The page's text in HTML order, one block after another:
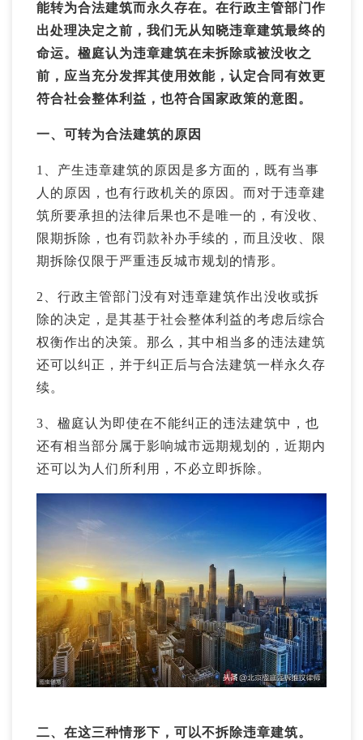
能转为合法建筑而永久存在。在行政主管部门作
出处理决定之前，我们无从知晓违章建筑最终的
命运。楹庭认为违章建筑在未拆除或被没收之
前，应当充分发挥其使用效能，认定合同有效更
符合社会整体利益，也符合国家政策的意图。
一、可转为合法建筑的原因
1、产生违章建筑的原因是多方面的，既有当事
人的原因，也有行政机关的原因。而对于违章建
筑所要承担的法律后果也不是唯一的，有没收、
限期拆除，也有罚款补办手续的，而且没收、限
期拆除仅限于严重违反城市规划的情形。
2、行政主管部门没有对违章建筑作出没收或拆
除的决定，是其基于社会整体利益的考虑后综合
权衡作出的决策。那么，其中相当多的违法建筑
还可以纠正，并于纠正后与合法建筑一样永久存
续。
3、楹庭认为即使在不能纠正的违法建筑中，也
还有相当部分属于影响城市远期规划的，近期内
还可以为人们所利用，不必立即拆除。
二、在这三种情形下，可以不拆除违章建筑。